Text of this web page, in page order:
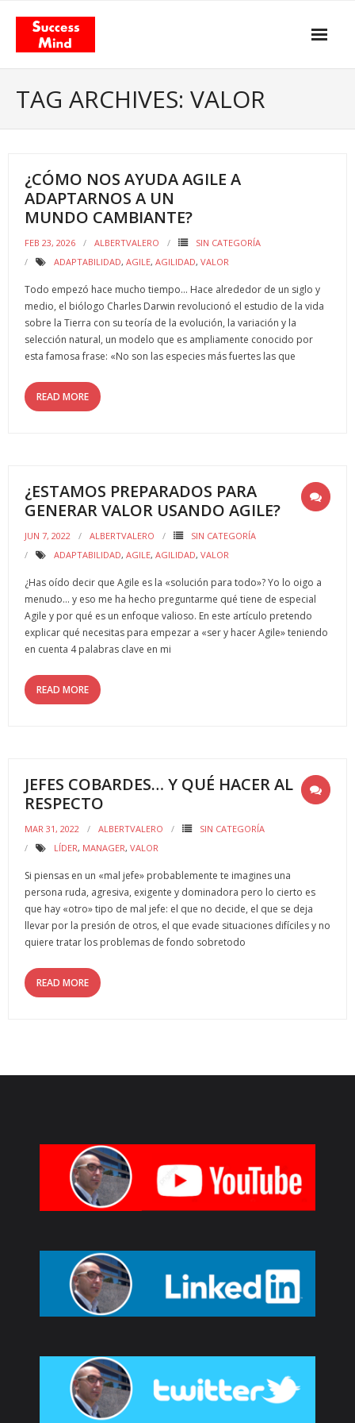
- Agilismo
- Coaching
- Training
Facilitación & Teambuildings
El Modelo de Valor Total
- El libro «Total Value Management»
Herramientas
- Agile
- Checkpoint 360º para el desarrollo del liderazgo
- Comunicación
- - DISC
- Innovación
- - Las 4 palancas de la innovación de Eric Ries
- Motivación
Contacto
TAG ARCHIVES: VALOR
¿CÓMO NOS AYUDA AGILE A
ADAPTARNOS A UN
MUNDO CAMBIANTE?
FEB 23, 2026 ALBERTVALERO
SIN CATEGORÍA
ADAPTABILIDAD, AGILE, AGILIDAD, VALOR
Todo empezó hace mucho tiempo… Hace alrededor de un siglo y
medio, el biólogo Charles Darwin revolucionó el estudio de la vida
sobre la Tierra con su teoría de la evolución, la variación y la
selección natural, un modelo que es ampliamente conocido por
esta famosa frase: «No son las especies más fuertes las que
READ MORE
¿ESTAMOS PREPARADOS PARA
GENERAR VALOR USANDO AGILE?
JUN 7, 2022 ALBERTVALERO
SIN CATEGORÍA
ADAPTABILIDAD, AGILE, AGILIDAD, VALOR
¿Has oído decir que Agile es la «solución para todo»? Yo lo oigo a
menudo… y eso me ha hecho preguntarme qué tiene de especial
Agile y por qué es un enfoque valioso. En este artículo pretendo
explicar qué necesitas para empezar a «ser y hacer Agile» teniendo
en cuenta 4 palabras clave en mi
READ MORE
JEFES COBARDES… Y QUÉ HACER AL
RESPECTO
MAR 31, 2022 ALBERTVALERO
SIN CATEGORÍA
LÍDER, MANAGER, VALOR
Si piensas en un «mal jefe» probablemente te imagines una
persona ruda, agresiva, exigente y dominadora pero lo cierto es
que hay «otro» tipo de mal jefe: el que no decide, el que se deja
llevar por la presión de otros, el que evade situaciones difíciles y no
quiere tratar los problemas de fondo sobretodo
READ MORE